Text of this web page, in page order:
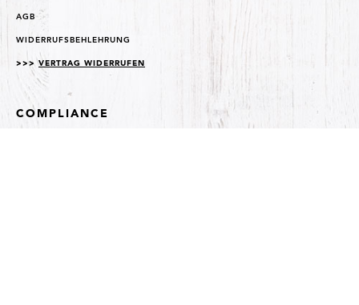
AGB
WIDERRUFSBEHLEHRUNG
>>> VERTRAG WIDERRUFEN
COMPLIANCE